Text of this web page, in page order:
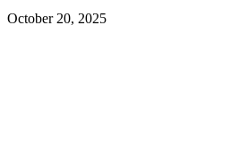
October 20, 2025